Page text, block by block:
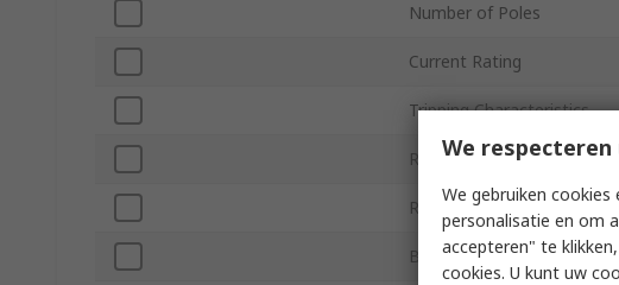
Number of Poles
Current Rating
Tripping Characteristics
Rated AC Voltage
Rated DC Voltage
Breaking Capacity
We respecteren
We gebruiken
personalisatie en om
accepteren" te
cookies. U kunt uw